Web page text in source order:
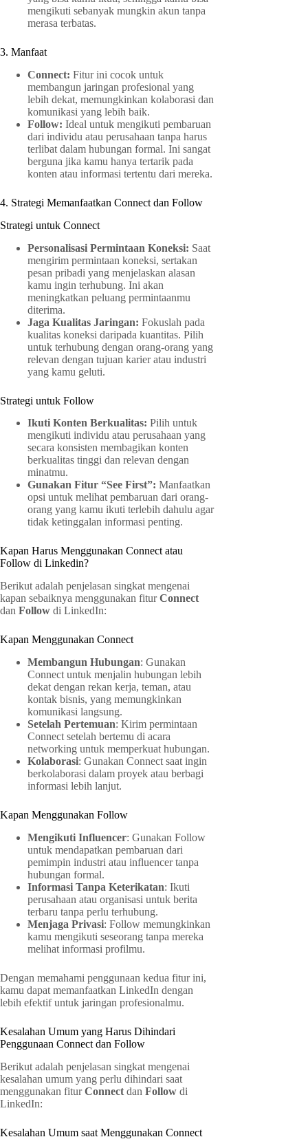
mengikuti sebanyak mungkin akun tanpa
merasa terbatas.
3. Manfaat
Connect: Fitur ini cocok untuk
membangun jaringan profesional yang
lebih dekat, memungkinkan kolaborasi dan
komunikasi yang lebih baik.
Follow: Ideal untuk mengikuti pembaruan
dari individu atau perusahaan tanpa harus
terlibat dalam hubungan formal. Ini sangat
berguna jika kamu hanya tertarik pada
konten atau informasi tertentu dari mereka.
4. Strategi Memanfaatkan Connect dan Follow
Strategi untuk Connect
Personalisasi Permintaan Koneksi: Saat
mengirim permintaan koneksi, sertakan
pesan pribadi yang menjelaskan alasan
kamu ingin terhubung. Ini akan
meningkatkan peluang permintaanmu
diterima.
Jaga Kualitas Jaringan: Fokuslah pada
kualitas koneksi daripada kuantitas. Pilih
untuk terhubung dengan orang-orang yang
relevan dengan tujuan karier atau industri
yang kamu geluti.
Strategi untuk Follow
Ikuti Konten Berkualitas: Pilih untuk
mengikuti individu atau perusahaan yang
secara konsisten membagikan konten
berkualitas tinggi dan relevan dengan
minatmu.
Gunakan Fitur “See First”: Manfaatkan
opsi untuk melihat pembaruan dari orang-
orang yang kamu ikuti terlebih dahulu agar
tidak ketinggalan informasi penting.
Kapan Harus Menggunakan Connect atau
Follow di Linkedin?
Berikut adalah penjelasan singkat mengenai
kapan sebaiknya menggunakan fiturConnect
dan Follow di LinkedIn:
Kapan Menggunakan Connect
Membangun Hubungan: Gunakan
Connect untuk menjalin hubungan lebih
dekat dengan rekan kerja, teman, atau
kontak bisnis, yang memungkinkan
komunikasi langsung.
Setelah Pertemuan: Kirim permintaan
Connect setelah bertemu di acara
networking untuk memperkuat hubungan.
Kolaborasi: Gunakan Connect saat ingin
berkolaborasi dalam proyek atau berbagi
informasi lebih lanjut.
Kapan Menggunakan Follow
Mengikuti Influencer: Gunakan Follow
untuk mendapatkan pembaruan dari
pemimpin industri atau influencer tanpa
hubungan formal.
Informasi Tanpa Keterikatan: Ikuti
perusahaan atau organisasi untuk berita
terbaru tanpa perlu terhubung.
Menjaga Privasi: Follow memungkinkan
kamu mengikuti seseorang tanpa mereka
melihat informasi profilmu.
Dengan memahami penggunaan kedua fitur ini,
kamu dapat memanfaatkan LinkedIn dengan
lebih efektif untuk jaringan profesionalmu.
Kesalahan Umum yang Harus Dihindari
Penggunaan Connect dan Follow
Berikut adalah penjelasan singkat mengenai
kesalahan umum yang perlu dihindari saat
menggunakan fiturConnect dan Follow di
LinkedIn:
Kesalahan Umum saat Menggunakan Connect